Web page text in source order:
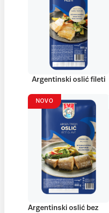
Argentinski oslić fileti
NOVO
Argentinski oslić bez